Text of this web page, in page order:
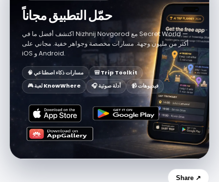
حمّل التطبيق مجاناً
اكتشف أفضل ما في Nizhnij Novgorod مع Secret World —
أكثر من مليون وجهة. مسارات مخصصة وجواهر خفية. مجاني على
iOS و Android.
🧠 مسارات ذكاء اصطناعي
🎒 Trip Toolkit
🎮 لعبة KnowWhere
🎧 أدلة صوتية 📹 فيديوهات
Share ↗